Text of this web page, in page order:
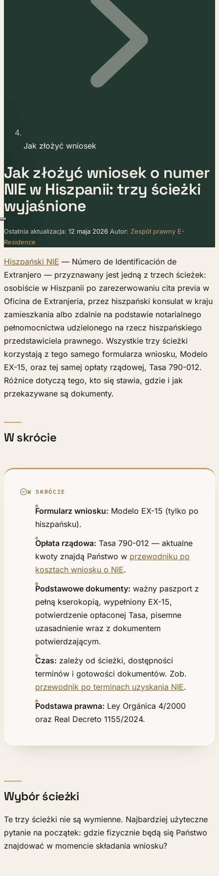
Jak złożyć wniosek
Jak złożyć wniosek o numer
NIE w Hiszpanii: trzy ścieżki
wyjaśnione
Ostatnia aktualizacja: 12 maja 2026 Autor: Zespół prawny E-
Residence
Hiszpański NIE — Número de Identificación de
Extranjero — przyznawany jest jedną z trzech ścieżek:
osobiście w Hiszpanii po zarezerwowaniu cita previa w
Oficina de Extranjería, przez hiszpański konsulat w kraju
zamieszkania albo zdalnie na podstawie notarialnego
pełnomocnictwa udzielonego na rzecz hiszpańskiego
przedstawiciela prawnego. Wszystkie trzy ścieżki
korzystają z tego samego formularza wniosku, Modelo
EX-15, oraz tej samej opłaty rządowej, Tasa 790-012.
Różnice dotyczą tego, kto się stawia, gdzie i jak
przekazywane są dokumenty.
W skrócie
W SKRÓCIE
Formularz wniosku: Modelo EX-15 (tylko po
hiszpańsku).
Opłata rządowa: Tasa 790-012 — aktualne
kwoty znajdą Państwo w przewodniku po
kosztach wniosku o NIE.
Podstawowe dokumenty: ważny paszport z
pełną kserokopią, wypełniony EX-15,
potwierdzenie opłaconej Tasa, pisemne
uzasadnienie wraz z dokumentem
potwierdzającym.
Czas: zależy od ścieżki, dostępności
terminów i gotowości dokumentów. Zob.
przewodnik po terminach uzyskania NIE.
Podstawa prawna: Ley Orgánica 4/2000
oraz Real Decreto 1155/2024.
Wybór ścieżki
Te trzy ścieżki nie są wymienne. Najbardziej użyteczne
pytanie na początek: gdzie fizycznie będą się Państwo
znajdować w momencie składania wniosku?